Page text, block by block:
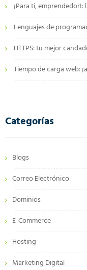
¡Para ti,
Lenguajes de
HTTPS: tu mejor
Tiempo de carga web:
Categorías
Blogs
Correo Electrónico
Dominios
E-Commerce
Hosting
Marketing Digital